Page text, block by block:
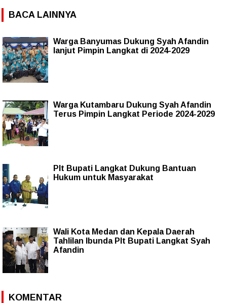
BACA LAINNYA
Warga Banyumas Dukung Syah Afandin
lanjut Pimpin Langkat di 2024-2029
Warga Kutambaru Dukung Syah Afandin
Terus Pimpin Langkat Periode 2024-2029
Plt Bupati Langkat Dukung Bantuan
Hukum untuk Masyarakat
Wali Kota Medan dan Kepala Daerah
Tahlilan Ibunda Plt Bupati Langkat Syah
Afandin
KOMENTAR